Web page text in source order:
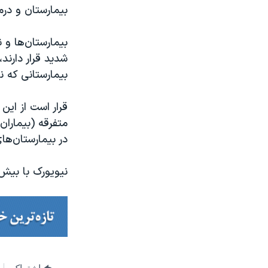
بیمارستان و
بیمارستان‌ها
شدید قرار
بیمارستانی که
متفرقه
در
نیویورک با بیش از ۳۳ هزار بیمار مبتلا به کرونا، در میان ایالات